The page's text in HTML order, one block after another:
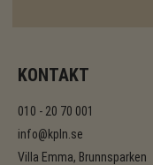
KONTAKT
010 - 20 70 001
info@kpln.se
Villa Emma, Brunnsparken